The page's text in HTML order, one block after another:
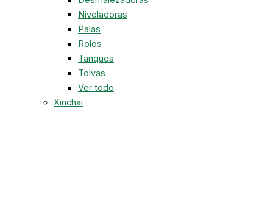
Niveladoras
Palas
Rolos
Tanques
Tolvas
Ver todo
Xinchai